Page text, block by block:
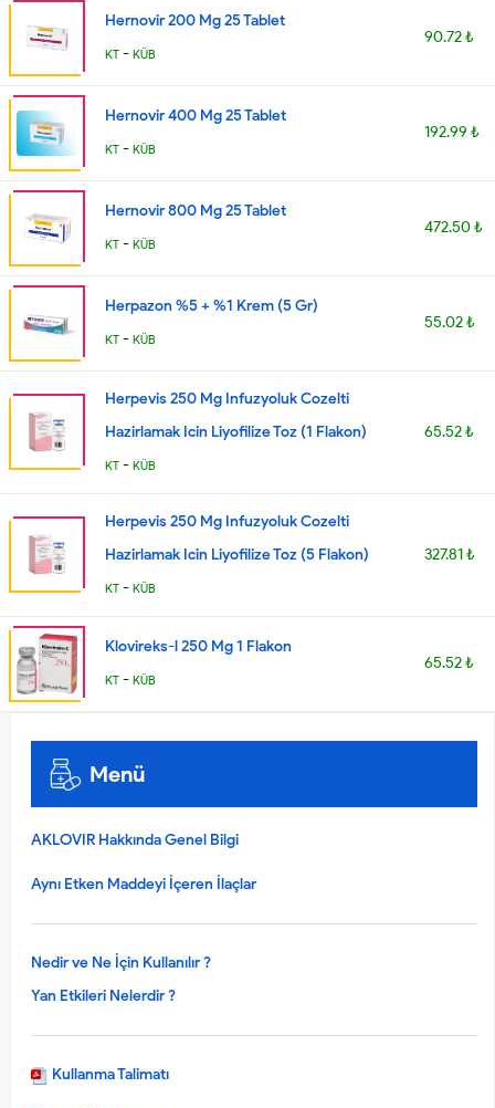
Hernovir 200 Mg 25 Tablet
KT - KÜB
90.72 ₺
Hernovir 400 Mg 25 Tablet
KT - KÜB
192.99 ₺
Hernovir 800 Mg 25 Tablet
KT - KÜB
472.50 ₺
Herpazon %5 + %1 Krem (5 Gr)
KT - KÜB
55.02 ₺
Herpevis 250 Mg Infuzyoluk Cozelti
Hazirlamak Icin Liyofilize Toz (1 Flakon)
KT - KÜB
65.52 ₺
Herpevis 250 Mg Infuzyoluk Cozelti
Hazirlamak Icin Liyofilize Toz (5 Flakon)
KT - KÜB
327.81 ₺
Klovireks-l 250 Mg 1 Flakon
KT - KÜB
65.52 ₺
Menü
AKLOVIR Hakkında Genel Bilgi
Aynı Etken Maddeyi İçeren İlaçlar
Nedir ve Ne İçin Kullanılır ?
Yan Etkileri Nelerdir ?
Kullanma Talimatı